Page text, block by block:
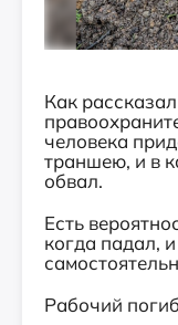
Как
человека
траншею, и в
обвал.
Есть
когда падал,
Рабочий